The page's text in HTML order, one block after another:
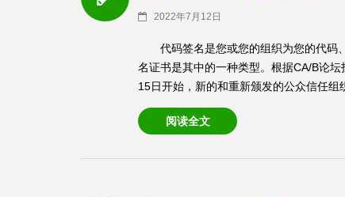
2022年7月12日
代码签名是您或您的组织为您的代码
名证书是其中的一种类型。根据CA/B论
15日开始，新的和重新颁发的公众信任
阅读全文